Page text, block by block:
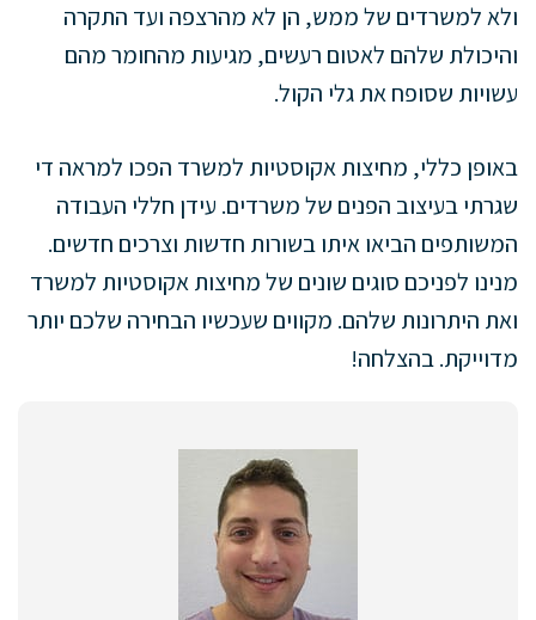
ולא למשרדים של ממש, הן לא מהרצפה ועד התקרה
והיכולת שלהם לאטום רעשים, מגיעות מהחומר מהם
עשויות שסופח את גלי הקול.
באופן כללי, מחיצות אקוסטיות למשרד הפכו למראה די
שגרתי בעיצוב הפנים של משרדים. עידן חללי העבודה
המשותפים הביאו איתו בשורות חדשות וצרכים חדשים.
מנינו לפניכם סוגים שונים של מחיצות אקוסטיות למשרד
ואת היתרונות שלהם. מקווים שעכשיו הבחירה שלכם יותר
מדוייקת. בהצלחה!